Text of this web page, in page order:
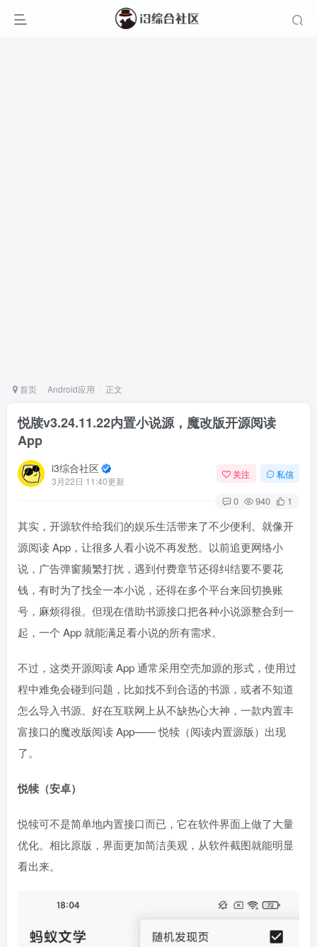
首页 Android应用 正文
悦牍v3.24.11.22内置小说源，魔改版开源阅读
App
i3综合社区
3月22日 11:40更新
关注 私信
0 940 1
其实，开源软件给我们的娱乐生活带来了不少便利。就像开
源阅读 App，让很多人看小说不再发愁。以前追更网络小
说，广告弹窗频繁打扰，遇到付费章节还得纠结要不要花
钱，有时为了找全一本小说，还得在多个平台来回切换账
号，麻烦得很。但现在借助书源接口把各种小说源整合到一
起，一个 App 就能满足看小说的所有需求。
不过，这类开源阅读 App 通常采用空壳加源的形式，使用过
程中难免会碰到问题，比如找不到合适的书源，或者不知道
怎么导入书源。好在互联网上从不缺热心大神，一款内置丰
富接口的魔改版阅读 App—— 悦犊（阅读内置源版）出现
了。
悦犊（安卓）
悦犊可不是简单地内置接口而已，它在软件界面上做了大量
优化。相比原版，界面更加简洁美观，从软件截图就能明显
看出来。